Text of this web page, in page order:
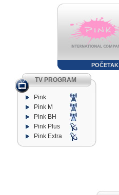
POČETAK
TV PROGRAM
Pink
Pink M
Pink BH
Pink Plus
Pink Extra